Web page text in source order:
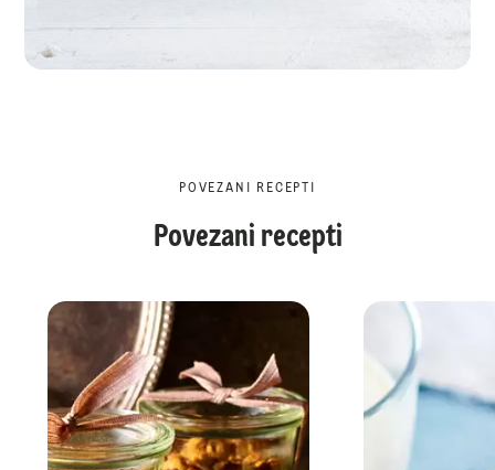
POVEZANI RECEPTI
Povezani recepti